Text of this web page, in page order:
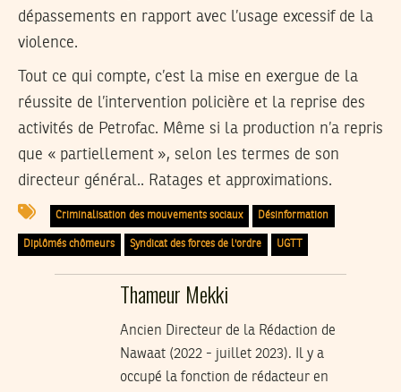
dépassements en rapport avec l’usage excessif de la
violence.
Tout ce qui compte, c’est la mise en exergue de la
réussite de l’intervention policière et la reprise des
activités de Petrofac. Même si la production n’a repris
que « partiellement », selon les termes de son
directeur général.. Ratages et approximations.
Criminalisation des mouvements sociaux Désinformation
Diplômés chômeurs Syndicat des forces de l'ordre UGTT
Thameur Mekki
Ancien Directeur de la Rédaction de
Nawaat (2022 - juillet 2023). Il y a
occupé la fonction de rédacteur en